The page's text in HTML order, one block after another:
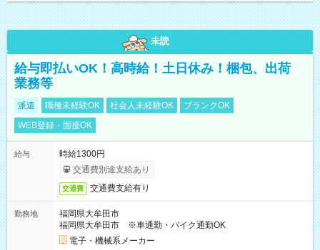
未読
給与即払いOK！高時給！土日休み！梱包、出荷
業務等
派遣 職種未経験OK 社会人未経験OK
ブランクOK
WEB登録・面接OK
給与
時給1300円
交通費別途支給あり
交通費 交通費支給有り
勤務地
福岡県大牟田市
福岡県大牟田市 ※車通勤・バイク通勤OK
電子・機械系メーカー